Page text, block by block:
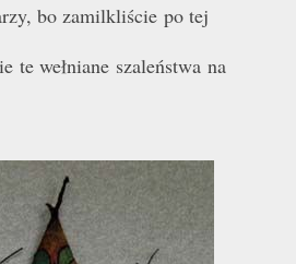
bo zamilkliście po tej
te wełniane szaleństwa na